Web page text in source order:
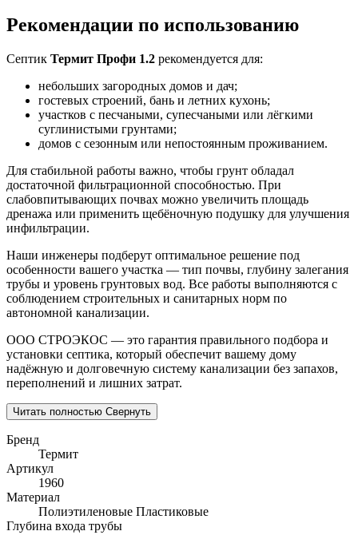
Рекомендации по использованию
Септик Термит Профи 1.2 рекомендуется для:
небольших загородных домов и дач;
гостевых строений, бань и летних кухонь;
участков с песчаными, супесчаными или лёгкими
суглинистыми грунтами;
домов с сезонным или непостоянным проживанием.
Для стабильной работы важно, чтобы грунт обладал
достаточной фильтрационной способностью. При
слабовпитывающих почвах можно увеличить площадь
дренажа или применить щебёночную подушку для улучшения
инфильтрации.
Наши инженеры подберут оптимальное решение под
особенности вашего участка — тип почвы, глубину залегания
трубы и уровень грунтовых вод. Все работы выполняются с
соблюдением строительных и санитарных норм по
автономной канализации.
ООО СТРОЭКОС — это гарантия правильного подбора и
установки септика, который обеспечит вашему дому
надёжную и долговечную систему канализации без запахов,
переполнений и лишних затрат.
Читать полностью Свернуть
Бренд
Термит
Артикул
1960
Материал
Полиэтиленовые Пластиковые
Глубина входа трубы